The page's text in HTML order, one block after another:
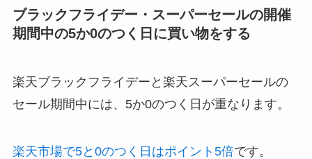
ブラックフライデー・スーパーセールの開催
期間中の5か0のつく日に買い物をする
楽天ブラックフライデーと楽天スーパーセールの
セール期間中には、5か0のつく日が重なります。
楽天市場で5と0のつく日はポイント5倍です。